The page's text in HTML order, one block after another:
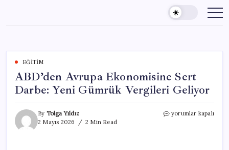
content
EĞITIM
ABD’den Avrupa Ekonomisine Sert
Darbe: Yeni Gümrük Vergileri Geliyor
By Tolga Yıldız
2 Mayıs 2026
2 Min Read
ABD’den
yorumlar kapalı